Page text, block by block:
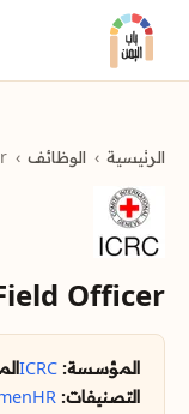
الرئيسية الوظائف
Officer
المؤسسة: ICRC
التصنيفات: